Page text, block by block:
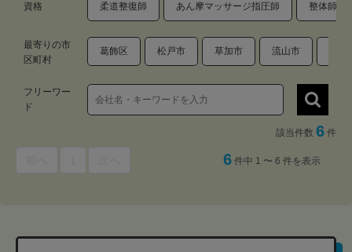
資格 柔道整復師 あん摩マッサージ指圧師 整体師・
最寄りの市
区町村
葛飾区 松戸市 草加市 流山市
フリーワー
ド
該当件数 6 件
6 件中 1 〜 6 件を表示